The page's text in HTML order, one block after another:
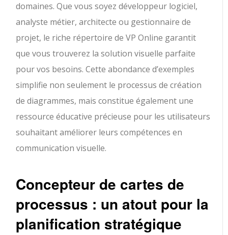
domaines. Que vous soyez développeur logiciel,
analyste métier, architecte ou gestionnaire de
projet, le riche répertoire de VP Online garantit
que vous trouverez la solution visuelle parfaite
pour vos besoins. Cette abondance d’exemples
simplifie non seulement le processus de création
de diagrammes, mais constitue également une
ressource éducative précieuse pour les utilisateurs
souhaitant améliorer leurs compétences en
communication visuelle.
Concepteur de cartes de
processus : un atout pour la
planification stratégique